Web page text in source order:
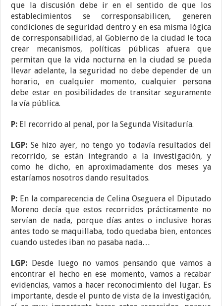
que la discusión debe ir en el sentido de que los
establecimientos se corresponsabilicen, generen
condiciones de seguridad dentro y en esa misma lógica
de corresponsabilidad, al Gobierno de la ciudad le toca
crear mecanismos, políticas públicas afuera que
permitan que la vida nocturna en la ciudad se pueda
llevar adelante, la seguridad no debe depender de un
horario, en cualquier momento, cualquier persona
debe estar en posibilidades de transitar seguramente
la vía pública.
P: El recorrido al penal, por la Segunda Visitaduría.
LGP: Se hizo ayer, no tengo yo todavía resultados del
recorrido, se están integrando a la investigación, y
como he dicho, en aproximadamente dos meses ya
estaríamos nosotros dando resultados.
P: En la comparecencia de Celina Oseguera el Diputado
Moreno decía que estos recorridos prácticamente no
servían de nada, porque días antes o inclusive horas
antes todo se maquillaba, todo quedaba bien, entonces
cuando ustedes iban no pasaba nada…
LGP: Desde luego no vamos pensando que vamos a
encontrar el hecho en ese momento, vamos a recabar
evidencias, vamos a hacer reconocimiento del lugar. Es
importante, desde el punto de vista de la investigación,